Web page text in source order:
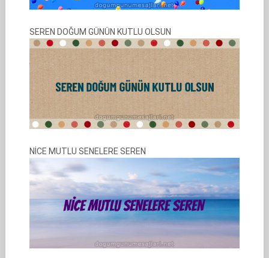
SEREN DOĞUM GÜNÜN KUTLU OLSUN
NİCE MUTLU SENELERE SEREN